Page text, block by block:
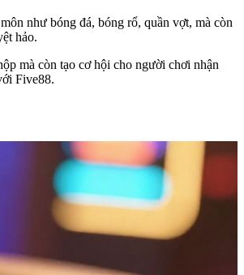
như bóng đá, bóng rổ, quần vợt, mà còn
hảo.
mà còn tạo cơ hội cho người chơi nhận
Five88.